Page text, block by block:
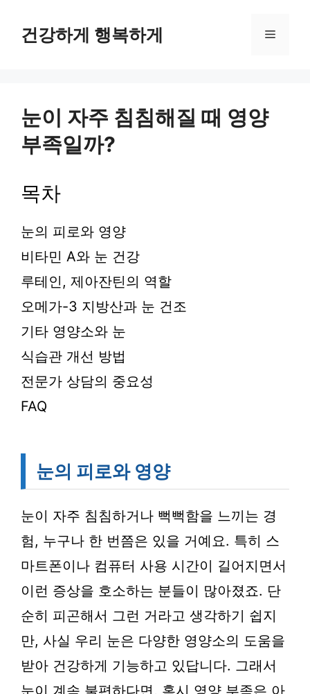
건강하게 행복하게 메
눈이 자주 침침해질 때 영양
부족일까?
목차
눈의 피로와 영양
비타민 A와 눈 건강
루테인, 제아잔틴의 역할
오메가-3 지방산과 눈 건조
기타 영양소와 눈
식습관 개선 방법
전문가 상담의 중요성
FAQ
눈의 피로와 영양
눈이 자주 침침하거나 뻑뻑함을 느끼는 경
험, 누구나 한 번쯤은 있을 거예요. 특히 스
마트폰이나 컴퓨터 사용 시간이 길어지면서
이런 증상을 호소하는 분들이 많아졌죠. 단
순히 피곤해서 그런 거라고 생각하기 쉽지
만, 사실 우리 눈은 다양한 영양소의 도움을
받아 건강하게 기능하고 있답니다. 그래서
눈이 계속 불편하다면, 혹시 영양 부족은 아